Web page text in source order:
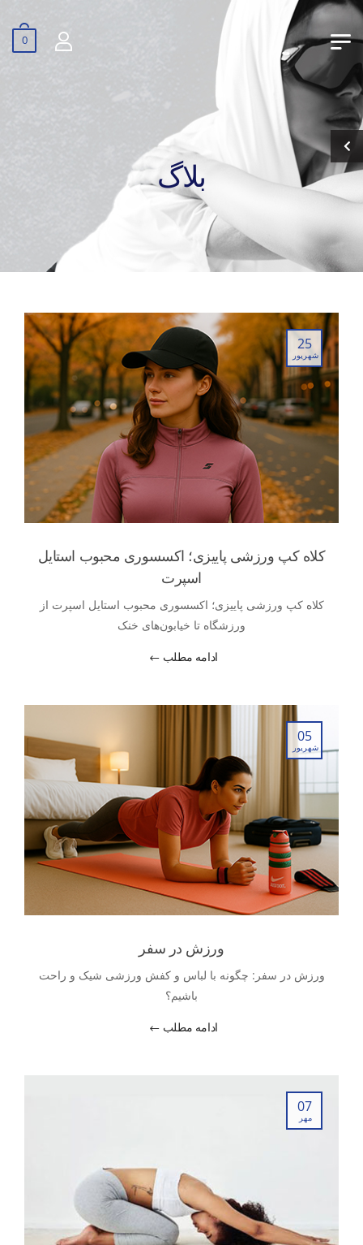
0
بلاگ
25
شهریور
کلاه کپ ورزشی پاییزی؛ اکسسوری محبوب استایل
اسپرت
کلاه کپ ورزشی پاییزی؛ اکسسوری محبوب استایل اسپرت از
ورزشگاه تا خیابون‌های خنک
ادامه مطلب
05
شهریور
ورزش در سفر
ورزش در سفر: چگونه با لباس و کفش ورزشی شیک و راحت
باشیم؟
ادامه مطلب
07
مهر